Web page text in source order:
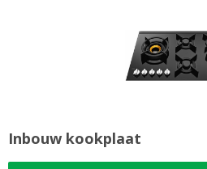
Inbouw kookplaat